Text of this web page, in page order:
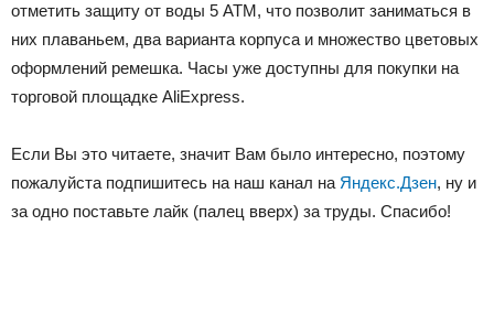
отметить защиту от воды 5 ATM, что позволит заниматься в
них плаваньем, два варианта корпуса и множество цветовых
оформлений ремешка. Часы уже доступны для покупки на
торговой площадке AliExpress.
Если Вы это читаете, значит Вам было интересно, поэтому
пожалуйста подпишитесь на наш канал на Яндекс.Дзен, ну и
за одно поставьте лайк (палец вверх) за труды. Спасибо!